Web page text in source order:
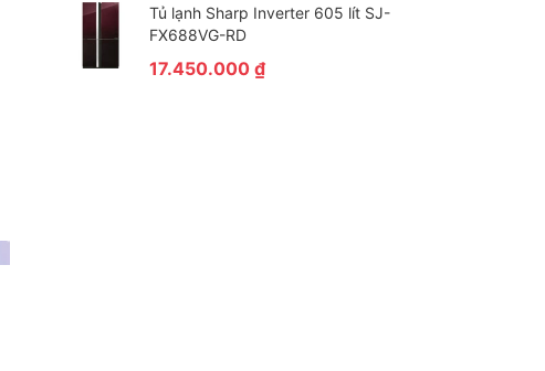
Tủ lạnh Sharp Inverter 605 lít SJ-
FX688VG-RD
17.450.000₫